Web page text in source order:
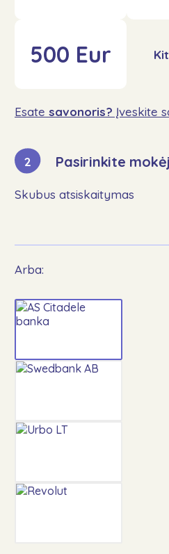
Sekite mus
500 Eur
Esate savonoris? Įveskite
2 Pasirinkite
Skubus atsiskaitymas
Arba: